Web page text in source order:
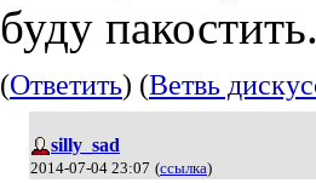
буду
(Ответить) (Ветвь
silly_sad
2014-07-04 23:07 (ссылка)